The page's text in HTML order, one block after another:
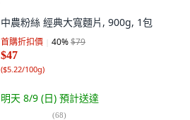
中農粉絲 經典大寬麵片, 900g, 1包
首購折扣價 40%$79
$47
($5.22/100g)
明天 8/9 (日) 預計送達
(68)